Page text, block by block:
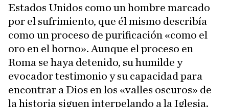
Estados Unidos como un hombre marcado
por el sufrimiento, que él mismo describía
como un proceso de purificación «como el
oro en el horno». Aunque el proceso en
Roma se haya detenido, su humilde y
evocador testimonio y su capacidad para
encontrar a Dios en los «valles oscuros» de
la historia siguen interpelando a la Iglesia.